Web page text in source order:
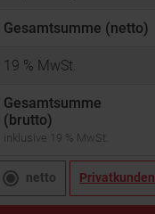
Gesamtsumme (netto)
19 % MwSt.
Gesamtsumme
(brutto)
inklusive 19 % MwSt.
netto Privatkunden